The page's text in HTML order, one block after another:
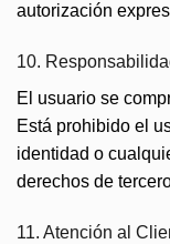
autorización
10.
El usuario se
Está prohibido el
identidad o
derechos de
11. Atención al